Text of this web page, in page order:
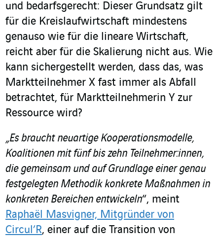
und bedarfsgerecht: Dieser Grundsatz gilt
für die Kreislaufwirtschaft mindestens
genauso wie für die lineare Wirtschaft,
reicht aber für die Skalierung nicht aus. Wie
kann sichergestellt werden, dass das, was
Marktteilnehmer X fast immer als Abfall
betrachtet, für Marktteilnehmerin Y zur
Ressource wird?
„Es braucht neuartige Kooperationsmodelle,
Koalitionen mit fünf bis zehn Teilnehmer:innen,
die gemeinsam und auf Grundlage einer genau
festgelegten Methodik konkrete Maßnahmen in
konkreten Bereichen entwickeln“, meint
Raphaël Masvigner, Mitgründer von
Circul’R, einer auf die Transition von